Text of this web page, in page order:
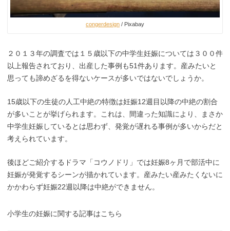
congerdesign / Pixabay
２０１３年の調査では１５歳以下の中学生妊娠については３００件
以上報告されており、出産した事例も51件あります。産みたいと
思っても諦めざるを得ないケースが多いではないでしょうか。
15歳以下の生徒の人工中絶の特徴は妊娠12週目以降の中絶の割合
が多いことが挙げられます。これは、間違った知識により、まさか
中学生妊娠しているとは思わず、発覚が遅れる事例が多いからだと
考えられています。
後ほどご紹介するドラマ「コウノドリ」では妊娠8ヶ月で部活中に
妊娠が発覚するシーンが描かれています。産みたい産みたくないに
かかわらず妊娠22週以降は中絶ができません。
小学生の妊娠に関する記事はこちら